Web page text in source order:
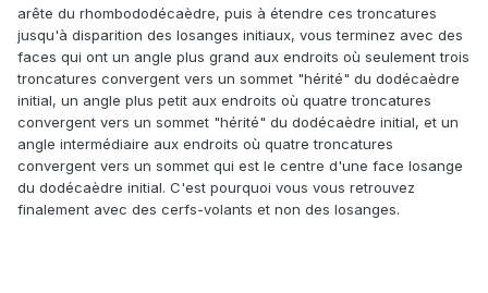
arête du rhombododécaèdre, puis à étendre ces troncatures
jusqu'à disparition des losanges initiaux, vous terminez avec des
faces qui ont un angle plus grand aux endroits où seulement trois
troncatures convergent vers un sommet "hérité" du dodécaèdre
initial, un angle plus petit aux endroits où quatre troncatures
convergent vers un sommet "hérité" du dodécaèdre initial, et un
angle intermédiaire aux endroits où quatre troncatures
convergent vers un sommet qui est le centre d'une face losange
du dodécaèdre initial. C'est pourquoi vous vous retrouvez
finalement avec des cerfs-volants et non des losanges.